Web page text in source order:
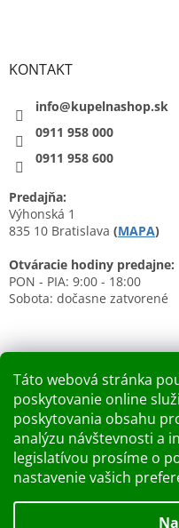
Táto webová stránka
poskytovanie online
poskytovania obsahu
analýzu návštevnosti a
legislatívou prosíme o
nastavenie vašich
KONTAKT
info@kupelnashop.sk
0911 958 000
0911 958 600
Predajňa:
Výhonská 1
835 10 Bratislava (MAPA)
Otváracie hodiny predajne:
PON - PIA: 9:00 - 18:00
Sobota: dočasne zatvorené
Nákupný košík
0